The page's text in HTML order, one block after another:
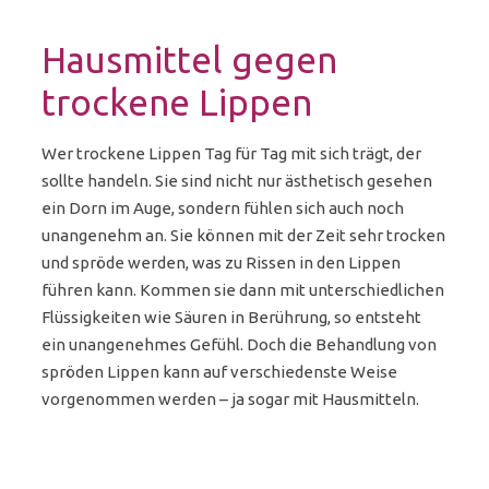
Hausmittel gegen
trockene Lippen
Wer trockene Lippen Tag für Tag mit sich trägt, der
sollte handeln. Sie sind nicht nur ästhetisch gesehen
ein Dorn im Auge, sondern fühlen sich auch noch
unangenehm an. Sie können mit der Zeit sehr trocken
und spröde werden, was zu Rissen in den Lippen
führen kann. Kommen sie dann mit unterschiedlichen
Flüssigkeiten wie Säuren in Berührung, so entsteht
ein unangenehmes Gefühl. Doch die Behandlung von
spröden Lippen kann auf verschiedenste Weise
vorgenommen werden – ja sogar mit Hausmitteln.